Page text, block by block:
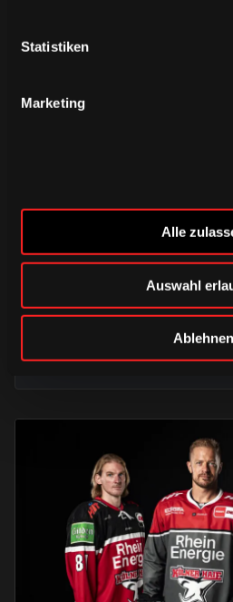
Statistiken
Marketing
Alle
Auswahl
Ablehnen
DIENSTAG, 04. AUGUST 2026
Erinnerungen
Heimtrikot 2026/